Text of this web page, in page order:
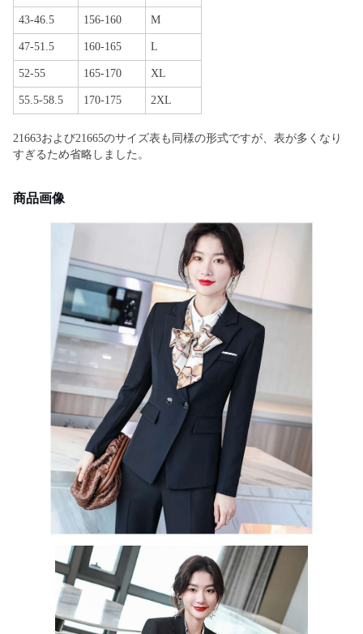
43-46.5 156-160 M
47-51.5 160-165 L
52-55 165-170 XL
55.5-58.5 170-175 2XL
21663および21665のサイズ表も同様の形式ですが、表が多くなり
すぎるため省略しました。
商品画像